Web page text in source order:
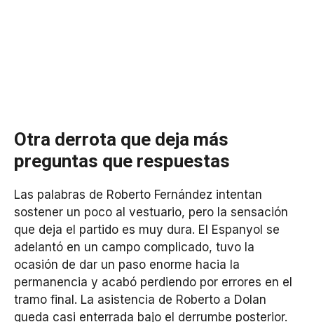
Otra derrota que deja más
preguntas que respuestas
Las palabras de Roberto Fernández intentan
sostener un poco al vestuario, pero la sensación
que deja el partido es muy dura. El Espanyol se
adelantó en un campo complicado, tuvo la
ocasión de dar un paso enorme hacia la
permanencia y acabó perdiendo por errores en el
tramo final. La asistencia de Roberto a Dolan
queda casi enterrada bajo el derrumbe posterior.